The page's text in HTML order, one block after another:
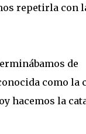
repetirla con
de
como la
hacemos la